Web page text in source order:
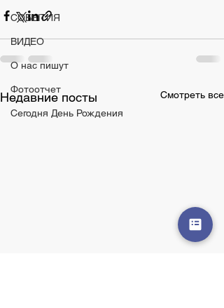
СОБЫТИЯ
ВИДЕО
О нас пишут
Фотоотчет
Сегодня День Рождения
Недавние посты Смотреть все